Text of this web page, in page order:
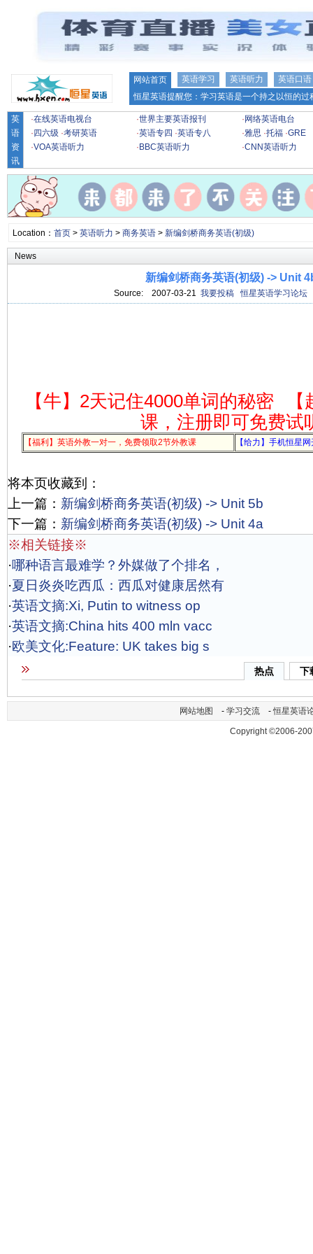
网站首页 英语学习 英语听力
英语口语
恒星英语提醒您：学习英语是一个持之以恒的
英
语
资
讯
·在线英语电视台 ·世界主要英语报刊 · 网络英语电台
· 四六级 ·考研英语 ·英语专四 ·英语专八 ·雅思 ·托福 ·GRE
·VOA英语听力 · BBC英语听力 ·CNN英语听力
Location： 首页> 英语听力 > 商务英语> 新编剑桥商务英语(初级)
News
新编剑桥商务英语(初级) -> Unit
Source: 2007-03-21 我要投稿 恒星英语学习论坛
【牛】2天记住4000单词的秘密
课，注册即可免费试
【福利】英语外教一对一，免费领取2节外教课 【给力】手机恒星
将本页收藏到：
上一篇： 新编剑桥商务英语(初级) -> Unit 5b
下一篇： 新编剑桥商务英语(初级) -> Unit 4a
※相关链接※
·哪种语言最难学？外媒做了个排名，
·夏日炎炎吃西瓜：西瓜对健康居然有
·英语文摘:Xi, Putin to witness op
·英语文摘:China hits 400 mln vacc
·欧美文化:Feature: UK takes big s
热点 下
网站地图 - 学习交流 -恒星英语
Copyright ©2006-